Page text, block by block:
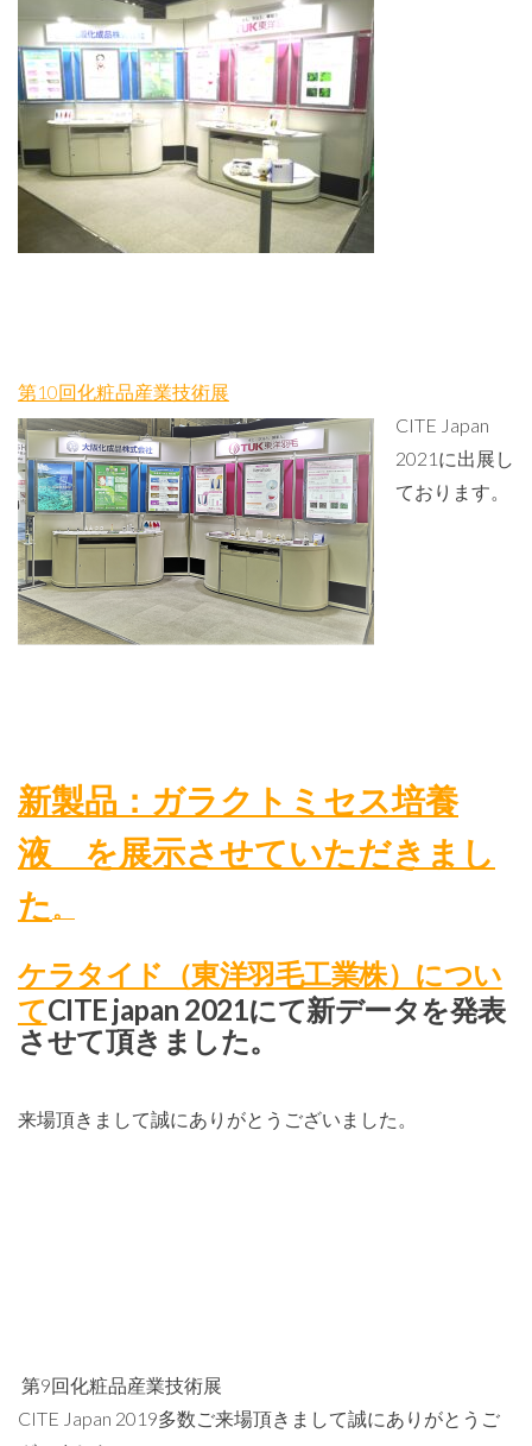
第10回化粧品産業技術展
CITE Japan
2021に出展し
ております。
新製品：ガラクトミセス培養
液 を展示させていただきまし
た 。
ケラタイド（東洋羽毛工業株）につい
てCITE japan 2021にて新データを発表
させて頂きました。
来場頂きまして誠にありがとうございました。
第9回化粧品産業技術展
CITE Japan 2019多数ご来場頂きまして誠にありがとうご